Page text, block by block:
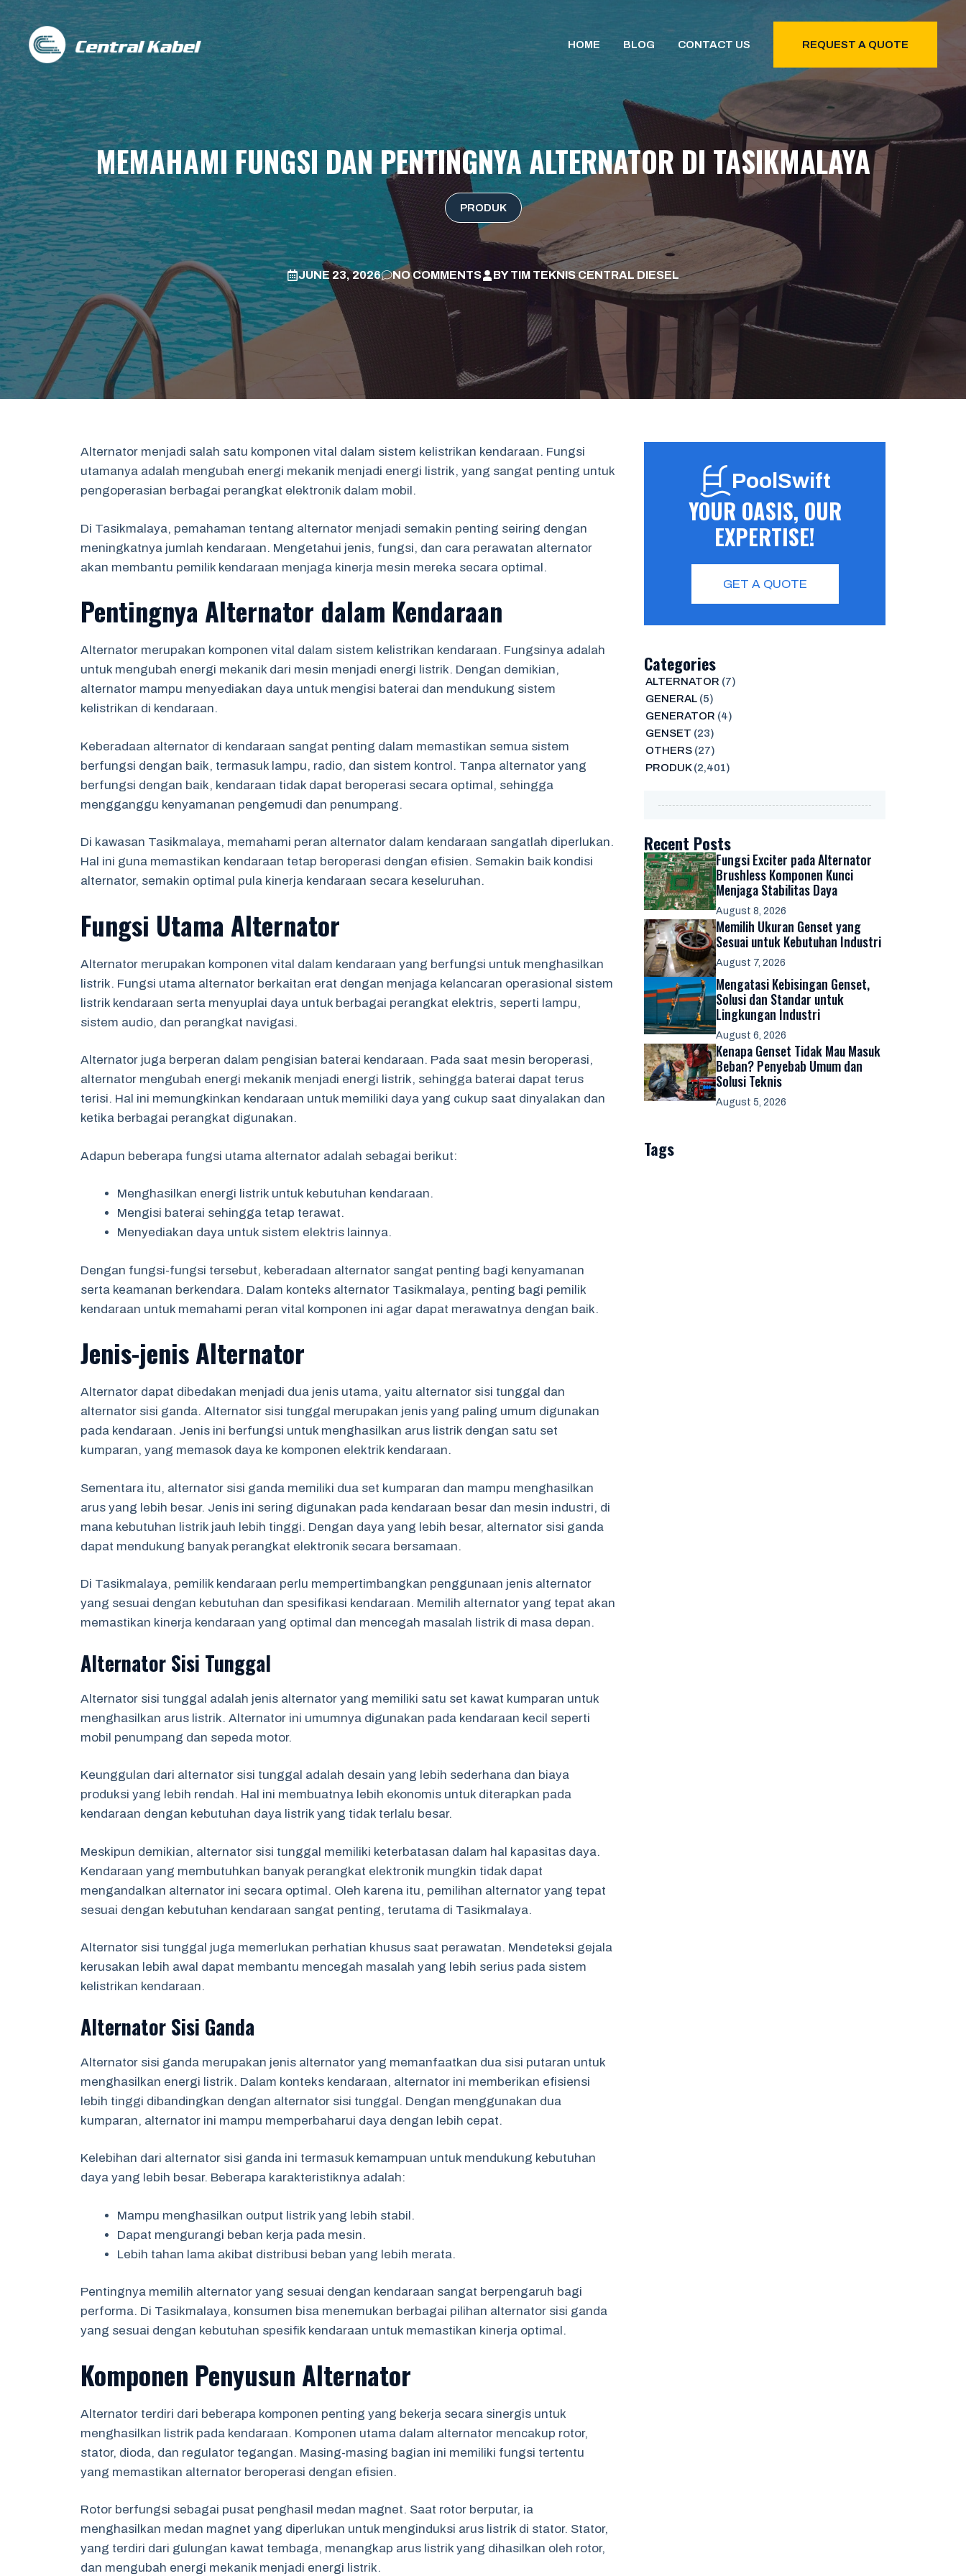
Skip
to
content
HOME BLOG CONTACT US REQUEST A QUOTE
MEMAHAMI FUNGSI DAN PENTINGNYA ALTERNATOR DI TASIKMALAYA
PRODUK
JUNE 23, 2026 NO COMMENTS BYTIM TEKNIS CENTRAL DIESEL
Alternator menjadi salah satu komponen vital dalam sistem kelistrikan kendaraan. Fungsi
utamanya adalah mengubah energi mekanik menjadi energi listrik, yang sangat penting untuk
pengoperasian berbagai perangkat elektronik dalam mobil.
Di Tasikmalaya, pemahaman tentang alternator menjadi semakin penting seiring dengan
meningkatnya jumlah kendaraan. Mengetahui jenis, fungsi, dan cara perawatan alternator
akan membantu pemilik kendaraan menjaga kinerja mesin mereka secara optimal.
Pentingnya Alternator dalam Kendaraan
Alternator merupakan komponen vital dalam sistem kelistrikan kendaraan. Fungsinya adalah
untuk mengubah energi mekanik dari mesin menjadi energi listrik. Dengan demikian,
alternator mampu menyediakan daya untuk mengisi baterai dan mendukung sistem
kelistrikan di kendaraan.
Keberadaan alternator di kendaraan sangat penting dalam memastikan semua sistem
berfungsi dengan baik, termasuk lampu, radio, dan sistem kontrol. Tanpa alternator yang
berfungsi dengan baik, kendaraan tidak dapat beroperasi secara optimal, sehingga
mengganggu kenyamanan pengemudi dan penumpang.
Di kawasan Tasikmalaya, memahami peran alternator dalam kendaraan sangatlah diperlukan.
Hal ini guna memastikan kendaraan tetap beroperasi dengan efisien. Semakin baik kondisi
alternator, semakin optimal pula kinerja kendaraan secara keseluruhan.
Fungsi Utama Alternator
Alternator merupakan komponen vital dalam kendaraan yang berfungsi untuk menghasilkan
listrik. Fungsi utama alternator berkaitan erat dengan menjaga kelancaran operasional sistem
listrik kendaraan serta menyuplai daya untuk berbagai perangkat elektris, seperti lampu,
sistem audio, dan perangkat navigasi.
Alternator juga berperan dalam pengisian baterai kendaraan. Pada saat mesin beroperasi,
alternator mengubah energi mekanik menjadi energi listrik, sehingga baterai dapat terus
terisi. Hal ini memungkinkan kendaraan untuk memiliki daya yang cukup saat dinyalakan dan
ketika berbagai perangkat digunakan.
Adapun beberapa fungsi utama alternator adalah sebagai berikut:
Menghasilkan energi listrik untuk kebutuhan kendaraan.
Mengisi baterai sehingga tetap terawat.
Menyediakan daya untuk sistem elektris lainnya.
Dengan fungsi-fungsi tersebut, keberadaan alternator sangat penting bagi kenyamanan
serta keamanan berkendara. Dalam konteks alternator Tasikmalaya, penting bagi pemilik
kendaraan untuk memahami peran vital komponen ini agar dapat merawatnya dengan baik.
Jenis-jenis Alternator
Alternator dapat dibedakan menjadi dua jenis utama, yaitu alternator sisi tunggal dan
alternator sisi ganda. Alternator sisi tunggal merupakan jenis yang paling umum digunakan
pada kendaraan. Jenis ini berfungsi untuk menghasilkan arus listrik dengan satu set
kumparan, yang memasok daya ke komponen elektrik kendaraan.
Sementara itu, alternator sisi ganda memiliki dua set kumparan dan mampu menghasilkan
arus yang lebih besar. Jenis ini sering digunakan pada kendaraan besar dan mesin industri, di
mana kebutuhan listrik jauh lebih tinggi. Dengan daya yang lebih besar, alternator sisi ganda
dapat mendukung banyak perangkat elektronik secara bersamaan.
Di Tasikmalaya, pemilik kendaraan perlu mempertimbangkan penggunaan jenis alternator
yang sesuai dengan kebutuhan dan spesifikasi kendaraan. Memilih alternator yang tepat akan
memastikan kinerja kendaraan yang optimal dan mencegah masalah listrik di masa depan.
Alternator Sisi Tunggal
Alternator sisi tunggal adalah jenis alternator yang memiliki satu set kawat kumparan untuk
menghasilkan arus listrik. Alternator ini umumnya digunakan pada kendaraan kecil seperti
mobil penumpang dan sepeda motor.
Keunggulan dari alternator sisi tunggal adalah desain yang lebih sederhana dan biaya
produksi yang lebih rendah. Hal ini membuatnya lebih ekonomis untuk diterapkan pada
kendaraan dengan kebutuhan daya listrik yang tidak terlalu besar.
Meskipun demikian, alternator sisi tunggal memiliki keterbatasan dalam hal kapasitas daya.
Kendaraan yang membutuhkan banyak perangkat elektronik mungkin tidak dapat
mengandalkan alternator ini secara optimal. Oleh karena itu, pemilihan alternator yang tepat
sesuai dengan kebutuhan kendaraan sangat penting, terutama di Tasikmalaya.
Alternator sisi tunggal juga memerlukan perhatian khusus saat perawatan. Mendeteksi gejala
kerusakan lebih awal dapat membantu mencegah masalah yang lebih serius pada sistem
kelistrikan kendaraan.
Alternator Sisi Ganda
Alternator sisi ganda merupakan jenis alternator yang memanfaatkan dua sisi putaran untuk
menghasilkan energi listrik. Dalam konteks kendaraan, alternator ini memberikan efisiensi
lebih tinggi dibandingkan dengan alternator sisi tunggal. Dengan menggunakan dua
kumparan, alternator ini mampu memperbaharui daya dengan lebih cepat.
Kelebihan dari alternator sisi ganda ini termasuk kemampuan untuk mendukung kebutuhan
daya yang lebih besar. Beberapa karakteristiknya adalah:
Mampu menghasilkan output listrik yang lebih stabil.
Dapat mengurangi beban kerja pada mesin.
Lebih tahan lama akibat distribusi beban yang lebih merata.
Pentingnya memilih alternator yang sesuai dengan kendaraan sangat berpengaruh bagi
performa. Di Tasikmalaya, konsumen bisa menemukan berbagai pilihan alternator sisi ganda
yang sesuai dengan kebutuhan spesifik kendaraan untuk memastikan kinerja optimal.
Komponen Penyusun Alternator
Alternator terdiri dari beberapa komponen penting yang bekerja secara sinergis untuk
menghasilkan listrik pada kendaraan. Komponen utama dalam alternator mencakup rotor,
stator, dioda, dan regulator tegangan. Masing-masing bagian ini memiliki fungsi tertentu
yang memastikan alternator beroperasi dengan efisien.
Rotor berfungsi sebagai pusat penghasil medan magnet. Saat rotor berputar, ia
menghasilkan medan magnet yang diperlukan untuk menginduksi arus listrik di stator. Stator,
yang terdiri dari gulungan kawat tembaga, menangkap arus listrik yang dihasilkan oleh rotor,
dan mengubah energi mekanik menjadi energi listrik.
PoolSwift
YOUR OASIS, OUR
EXPERTISE!
GET A QUOTE
Categories
ALTERNATOR (7)
GENERAL(5)
GENERATOR (4)
GENSET (23)
OTHERS(27)
PRODUK(2,401)
Recent Posts
Fungsi Exciter pada Alternator
Brushless Komponen Kunci
Menjaga Stabilitas Daya
August 8, 2026
Memilih Ukuran Genset yang
Sesuai untuk Kebutuhan Industri
August 7, 2026
Mengatasi Kebisingan Genset,
Solusi dan Standar untuk
Lingkungan Industri
August 6, 2026
Kenapa Genset Tidak Mau Masuk
Beban? Penyebab Umum dan
Solusi Teknis
August 5, 2026
Tags